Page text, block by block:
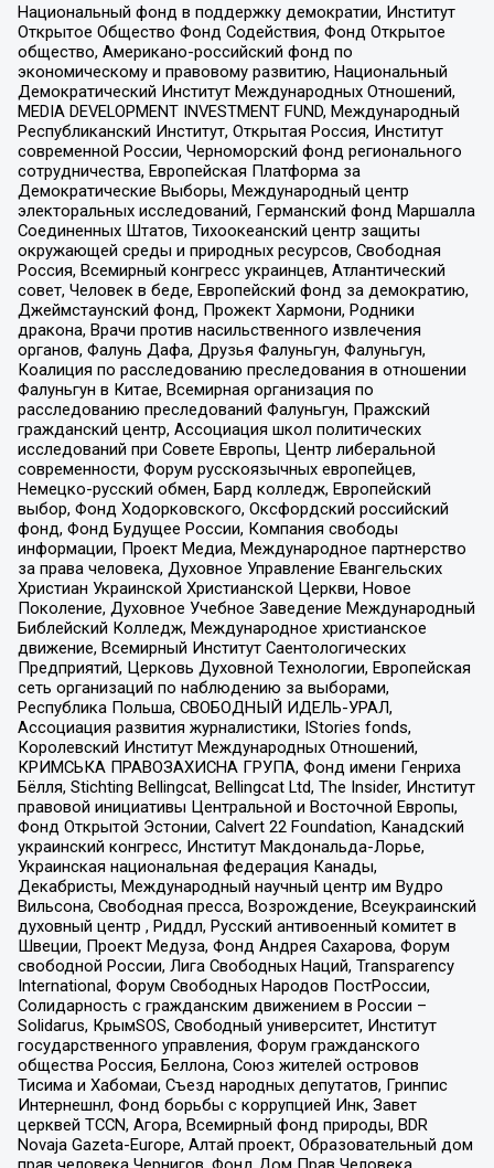
Национальный фонд в поддержку демократии, Институт
Открытое Общество Фонд Содействия, Фонд Открытое
общество, Американо-российский фонд по
экономическому и правовому развитию, Национальный
Демократический Институт Международных Отношений,
MEDIA DEVELOPMENT INVESTMENT FUND, Международный
Республиканский Институт, Открытая Россия, Институт
современной России, Черноморский фонд регионального
сотрудничества, Европейская Платформа за
Демократические Выборы, Международный центр
электоральных исследований, Германский фонд Маршалла
Соединенных Штатов, Тихоокеанский центр защиты
окружающей среды и природных ресурсов, Свободная
Россия, Всемирный конгресс украинцев, Атлантический
совет, Человек в беде, Европейский фонд за демократию,
Джеймстаунский фонд, Прожект Хармони, Родники
дракона, Врачи против насильственного извлечения
органов, Фалунь Дафа, Друзья Фалуньгун, Фалуньгун,
Коалиция по расследованию преследования в отношении
Фалуньгун в Китае, Всемирная организация по
расследованию преследований Фалуньгун, Пражский
гражданский центр, Ассоциация школ политических
исследований при Совете Европы, Центр либеральной
современности, Форум русскоязычных европейцев,
Немецко-русский обмен, Бард колледж, Европейский
выбор, Фонд Ходорковского, Оксфордский российский
фонд, Фонд Будущее России, Компания свободы
информации, Проект Медиа, Международное партнерство
за права человека, Духовное Управление Евангельских
Христиан Украинской Христианской Церкви, Новое
Поколение, Духовное Учебное Заведение Международный
Библейский Колледж, Международное христианское
движение, Всемирный Институт Саентологических
Предприятий, Церковь Духовной Технологии, Европейская
сеть организаций по наблюдению за выборами,
Республика Польша, СВОБОДНЫЙ ИДЕЛЬ-УРАЛ,
Ассоциация развития журналистики, IStories fonds,
Королевский Институт Международных Отношений,
КРИМСЬКА ПРАВОЗАХИСНА ГРУПА, Фонд имени Генриха
Бёлля, Stichting Bellingcat, Bellingcat Ltd, The Insider, Институт
правовой инициативы Центральной и Восточной Европы,
Фонд Открытой Эстонии, Calvert 22 Foundation, Канадский
украинский конгресс, Институт Макдональда-Лорье,
Украинская национальная федерация Канады,
Декабристы, Международный научный центр им Вудро
Вильсона, Свободная пресса, Возрождение, Всеукраинский
духовный центр , Риддл, Русский антивоенный комитет в
Швеции, Проект Медуза, Фонд Андрея Сахарова, Форум
свободной России, Лига Свободных Наций, Transparеncy
International, Форум Свободных Народов ПостРоссии,
Солидарность с гражданским движением в России –
Solidarus, КрымSOS, Свободный университет, Институт
государственного управления, Форум гражданского
общества Россия, Беллона, Союз жителей островов
Тисима и Хабомаи, Съезд народных депутатов, Гринпис
Интернешнл, Фонд борьбы с коррупцией Инк, Завет
церквей TCCN, Агора, Всемирный фонд природы, BDR
Novaja Gazeta-Europe, Алтай проект, Образовательный дом